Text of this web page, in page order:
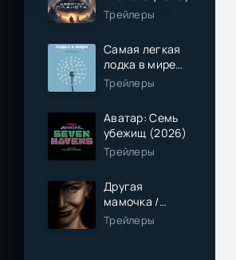
Трейлеры
Самая легкая
лодка в мире
(2026)
Трейлеры
Аватар: Семь
убежищ (2026)
Трейлеры
Другая
мамочка /
Чужая мама
(2026)
Трейлеры